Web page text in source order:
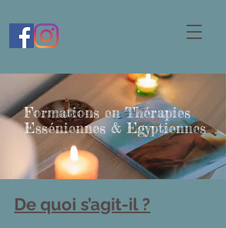
Formations en Thérapies
Esséniennes & Egyptiennes
De quoi s’agit-il ?